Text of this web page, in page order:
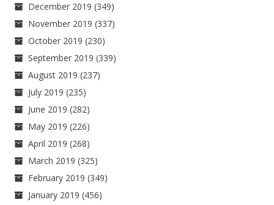
December 2019 (349)
November 2019 (337)
October 2019 (230)
September 2019 (339)
August 2019 (237)
July 2019 (235)
June 2019 (282)
May 2019 (226)
April 2019 (268)
March 2019 (325)
February 2019 (349)
January 2019 (456)